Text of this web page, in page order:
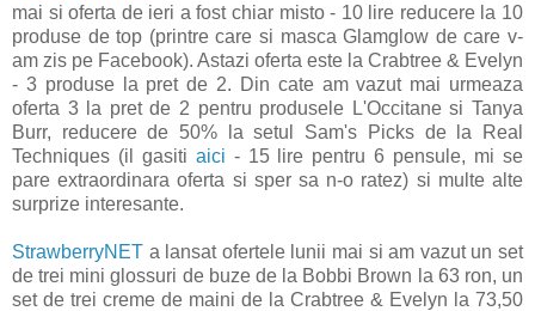
mai si oferta de ieri a fost chiar misto - 10 lire reducere la 10
produse de top (printre care si masca Glamglow de care v-
am zis pe Facebook). Astazi oferta este la Crabtree & Evelyn
- 3 produse la pret de 2. Din cate am vazut mai urmeaza
oferta 3 la pret de 2 pentru produsele L'Occitane si Tanya
Burr, reducere de 50% la setul Sam's Picks de la Real
Techniques (il gasiti aici - 15 lire pentru 6 pensule, mi se
pare extraordinara oferta si sper sa n-o ratez) si multe alte
surprize interesante.
StrawberryNET a lansat ofertele lunii mai si am vazut un set
de trei mini glossuri de buze de la Bobbi Brown la 63 ron, un
set de trei creme de maini de la Crabtree & Evelyn la 73,50